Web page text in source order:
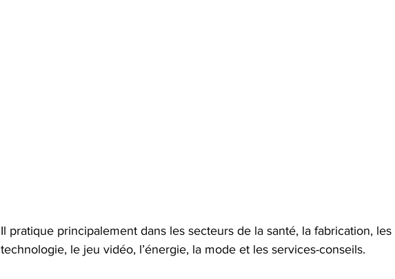
Il pratique principalement dans les secteurs de la santé, la fabrication, les
technologie, le jeu vidéo, l’énergie, la mode et les services-conseils.